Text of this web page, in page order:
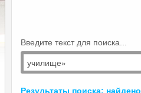
Введите текст для поиска...
Результаты поиска: найдено